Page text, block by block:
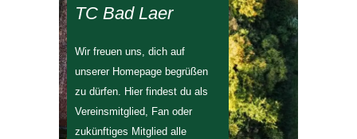
TC Bad Laer
Wir freuen uns, dich auf
unserer Homepage begrüßen
zu dürfen. Hier findest du als
Vereinsmitglied, Fan oder
zukünftiges Mitglied alle